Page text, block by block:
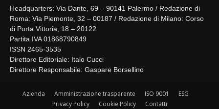
Headquarters: Via Dante, 69 – 90141 Palermo / Redazione di
Roma: Via Piemonte, 32 – 00187 / Redazione di Milano: Corso
di Porta Vittoria, 18 – 20122
Partita IVA 01868790849
ISSN 2465-3535
Direttore Editoriale: Italo Cucci
Direttore Responsabile: Gaspare Borsellino
Azienda Amministrazione trasparente ISO 9001
ESG
Privacy Policy
Cookie Policy Contatti